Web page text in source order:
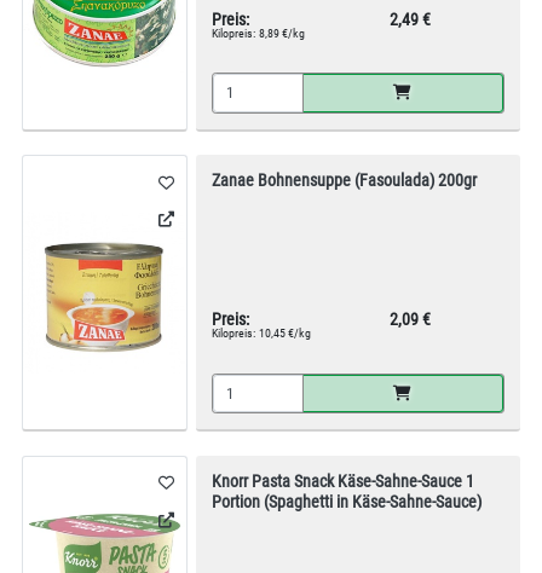
Preis: 2,49 €
Kilopreis: 8,89 €/kg
Zanae Bohnensuppe (Fasoulada) 200gr
Preis: 2,09 €
Kilopreis: 10,45 €/kg
Knorr Pasta Snack Käse-Sahne-Sauce 1
Portion (Spaghetti in Käse-Sahne-Sauce)